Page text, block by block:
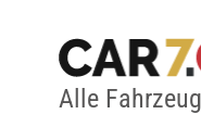
Alle